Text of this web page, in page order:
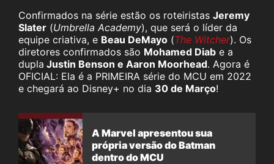
Confirmados na série estão os roteiristas Jeremy
Slater (Umbrella Academy), que será o líder da
equipe criativa, e Beau DeMayo (The Witcher). Os
diretores confirmados são Mohamed Diab e a
dupla Justin Benson e Aaron Moorhead. Agora é
OFICIAL: Ela é a PRIMEIRA série do MCU em 2022
e chegará ao Disney+ no dia 30 de Março!
A Marvel apresentou sua
própria versão do Batman
dentro do MCU